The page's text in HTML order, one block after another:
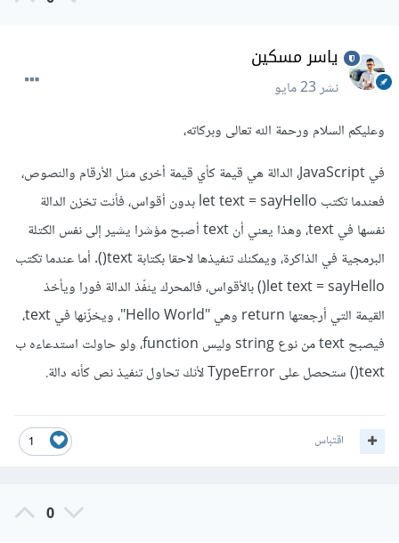
ياسر مسكين
نشر23 مايو
وعليكم السلام ورحمة الله تعالى وبركاته،
في JavaScript، الدالة هي قيمة كأي قيمة أخرى مثل الأرقام والنصوص،
فعندما تكتب let text = sayHello بدون أقواس، فأنت تخزن الدالة
نفسها في text، وهذا يعني أن text أصبح مؤشرا يشير إلى نفس الكتلة
البرمجية في الذاكرة، ويمكنك تنفيذها لاحقا بكتابة text(). أما عندما تكتب
let text = sayHello() بالأقواس، فالمحرك ينفّذ الدالة فورا ويأخذ
القيمة التي أرجعتها return وهي "Hello World"، ويخزّنها في text،
فيصبح text من نوع string وليس function، ولو حاولت استدعاءه ب
text() ستحصل على TypeError لأنك تحاول تنفيذ نص كأنه دالة.
1 اقتباس
0